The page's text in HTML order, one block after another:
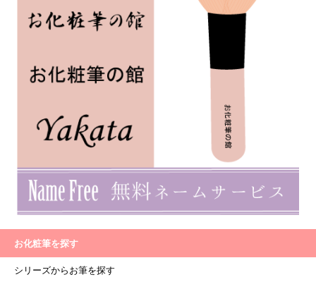
お化粧筆を探す
シリーズからお筆を探す